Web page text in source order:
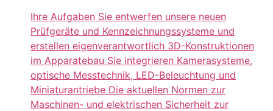
Ihre Aufgaben Sie entwerfen unsere neuen
Prüfgeräte und Kennzeichnungssysteme und
erstellen eigenverantwortlich 3D-Konstruktionen
im Apparatebau Sie integrieren Kamerasysteme,
optische Messtechnik, LED-Beleuchtung und
Miniaturantriebe Die aktuellen Normen zur
Maschinen- und elektrischen Sicherheit zur